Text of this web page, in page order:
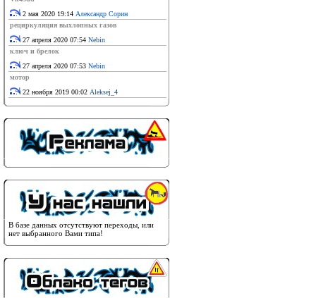
2 мая 2020 19:14 Александр Сорин
рециркуляция выхлопных газов
27 апреля 2020 07:54 Nebin
ключ и брелок
27 апреля 2020 07:53 Nebin
мотор
22 ноября 2019 00:02 Aleksej_4
В базе данных отсутствуют переходы, или
нет выбранного Вами типа!